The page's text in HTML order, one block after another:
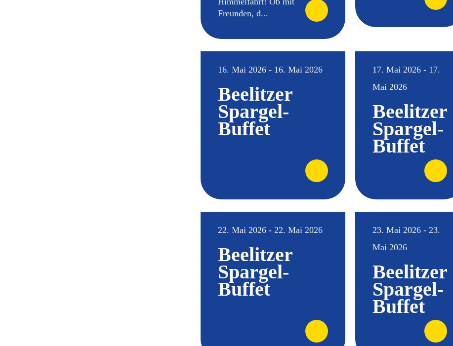
Freunden, d...
16. Mai 2026 - 16. Mai 2026
Beelitzer
Spargel-
Buffet
17. Mai 2026 - 17.
Mai 2026
Beelitzer
Spargel-
Buffet
22. Mai 2026 - 22. Mai 2026
Beelitzer
Spargel-
Buffet
23. Mai 2026 - 23.
Mai 2026
Beelitzer
Spargel-
Buffet